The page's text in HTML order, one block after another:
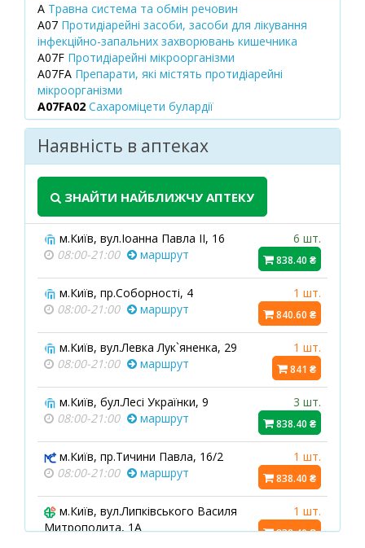
A Травна система та обмін речовин
A07 Протидіарейні засоби, засоби для лікування
інфекційно-запальних захворювань кишечника
A07F Протидіарейні мікроорганізми
A07FA Препарати, які містять протидіарейні
мікроорганізми
A07FA02 Сахароміцети булардії
Наявність в аптеках
ЗНАЙТИ НАЙБЛИЖЧУ АПТЕКУ
м.Київ, вул.Іоанна Павла ІІ, 16
08:00-21:00
маршрут
6 шт.
838.40 ₴
м.Київ, пр.Соборності, 4
08:00-21:00
маршрут
1 шт.
840.60 ₴
м.Київ, вул.Левка Лук`яненка, 29
08:00-21:00
маршрут
1 шт.
841 ₴
м.Київ, бул.Лесі Українки, 9
08:00-21:00
маршрут
3 шт.
838.40 ₴
м.Київ, пр.Тичини Павла, 16/2
08:00-21:00
маршрут
1 шт.
838.40 ₴
м.Київ, вул.Липківського Василя
Митрополита, 1А
1 шт.
838.40 ₴